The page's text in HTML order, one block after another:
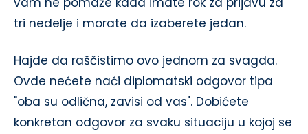
tri nedelje i morate da izaberete jedan.
Hajde da raščistimo ovo jednom za svagda.
Ovde nećete naći diplomatski odgovor tipa
"oba su odlična, zavisi od vas". Dobićete
konkretan odgovor za svaku situaciju u kojoj se